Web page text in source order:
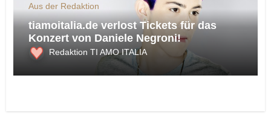
Aus der Redaktion
tiamoitalia.de verlost Tickets für das
Konzert von Daniele Negroni!
Redaktion TI AMO ITALIA